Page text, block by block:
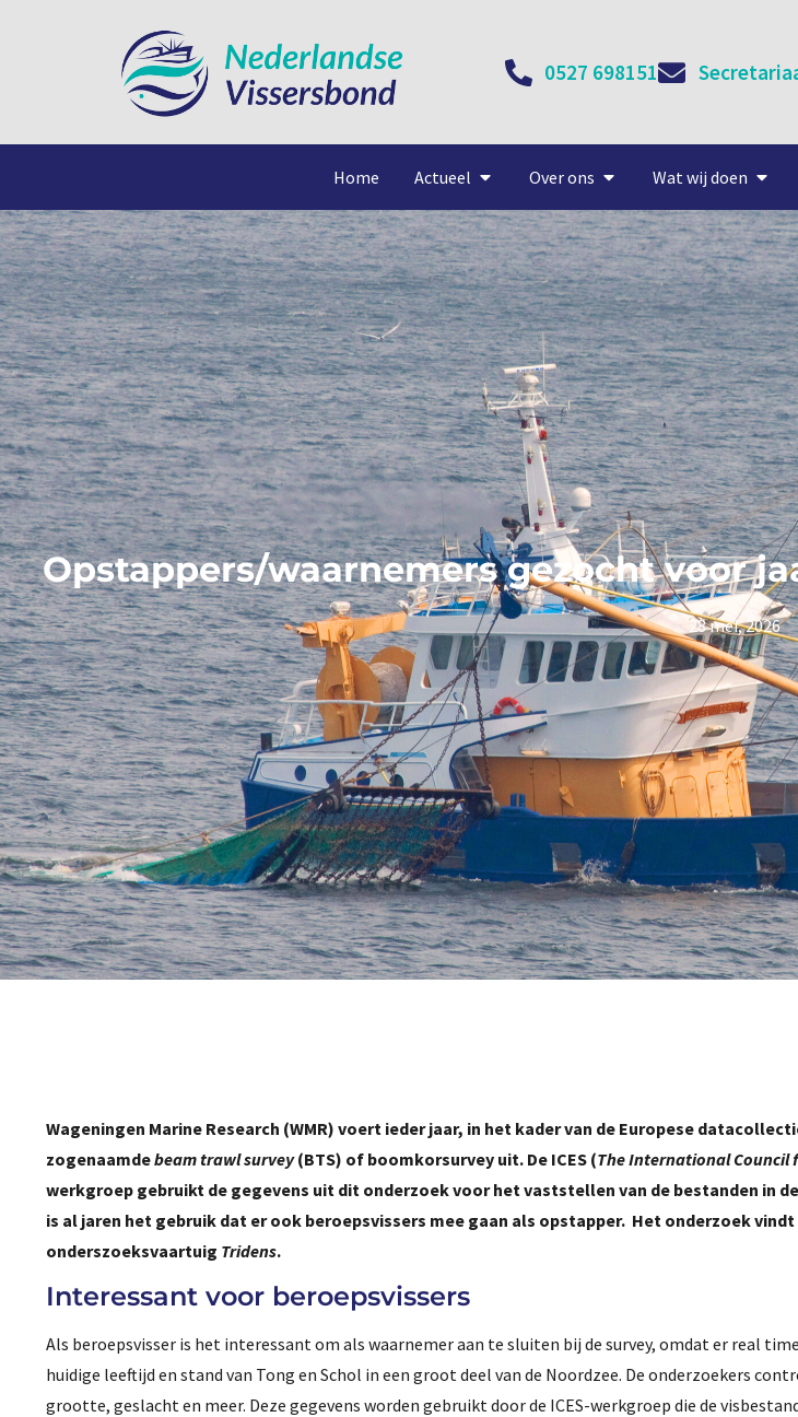
0527 698151
Home Actueel Over ons Wat wij doen
Opstappers/waarnemers gezocht voor
28 mei, 2026
Wageningen Marine Research (WMR) voert ieder jaar, in het kader van de Europese
zogenaamdebeam trawl survey(BTS) of boomkorsurvey uit. De ICES (The International Council
werkgroep gebruikt de gegevens uit dit onderzoek voor het vaststellen van de bestanden in
is al jaren het gebruik dat er ook beroepsvissers mee gaan als opstapper. Het onderzoek
onderszoeksvaartuig Tridens.
Interessant voor beroepsvissers
Als beroepsvisser is het interessant om als waarnemer aan te sluiten bij de survey, omdat er real
huidige leeftijd en stand van Tong en Schol in een groot deel van de Noordzee. De onderzoekers
grootte, geslacht en meer. Deze gegevens worden gebruikt door de ICES-werkgroep die de